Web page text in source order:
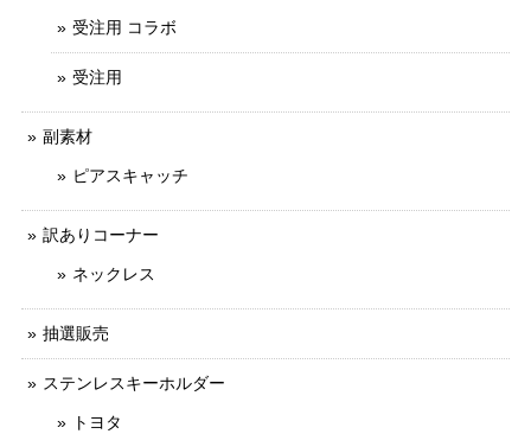
受注用 コラボ
受注用
副素材
ピアスキャッチ
訳ありコーナー
ネックレス
抽選販売
ステンレスキーホルダー
トヨタ